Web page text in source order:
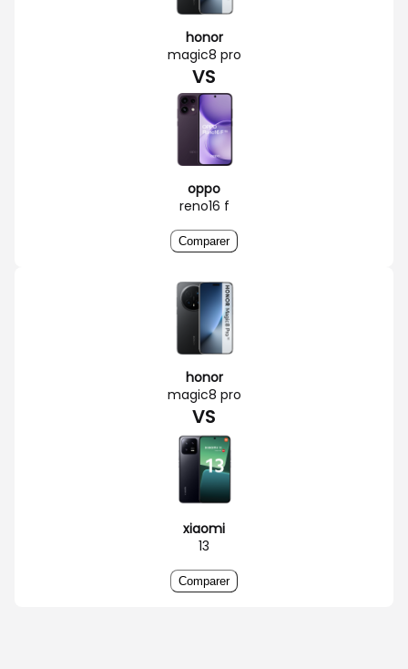
honor
magic8 pro
VS
oppo
reno16 f
Comparer
honor
magic8 pro
VS
xiaomi
13
Comparer